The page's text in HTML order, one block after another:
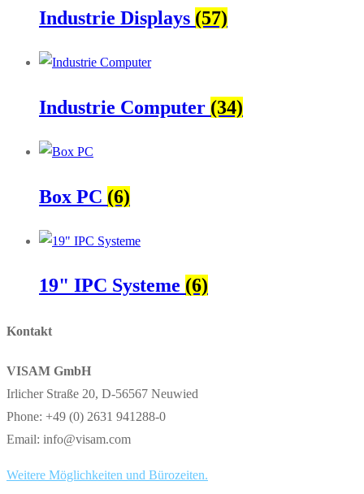
Industrie Displays (57)
Industrie Computer (34)
Box PC (6)
19" IPC Systeme (6)
Kontakt
VISAM GmbH
Irlicher Straße 20, D-56567 Neuwied
Phone: +49 (0) 2631 941288-0
Email: info@visam.com
Weitere Möglichkeiten und Bürozeiten.